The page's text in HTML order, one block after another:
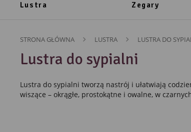
Lustra Zegary
STRONA GŁÓWNA LUSTRA LUSTRA DO
Lustra do sypialni
Lustra do sypialni tworzą nastrój i ułatwiają
wiszące – okrągłe, prostokątne i owalne, w